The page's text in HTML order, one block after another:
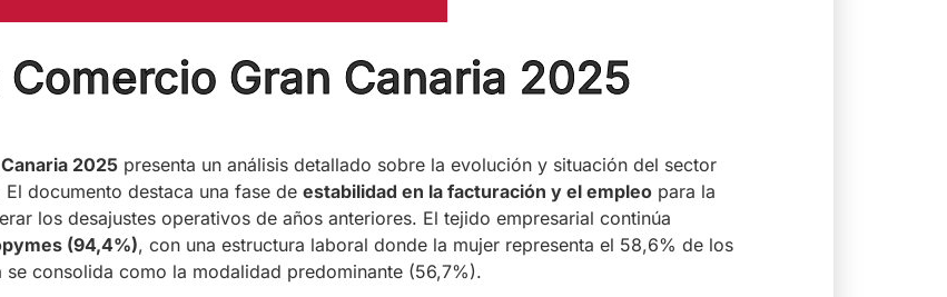
Gran Canaria 2025
2025 presenta un análisis detallado sobre la evolución y situación del sector
documento destaca una fase de estabilidad en la facturación y el empleo para la
los desajustes operativos de años anteriores. El tejido empresarial continúa
(94,4%), con una estructura laboral donde la mujer representa el 58,6% de los
consolida como la modalidad predominante (56,7%).